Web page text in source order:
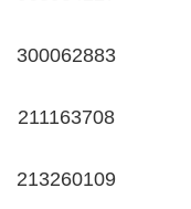
300062883
211163708
213260109